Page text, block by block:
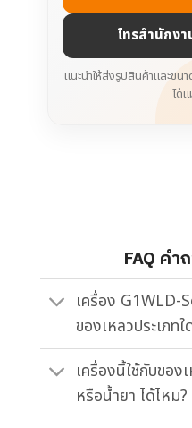
โทรสำนักง
แนะนำให้ส่งรูปสินค้าและขน
ได้
FAQ ค
เครื่อง G1WLD-
ของเหลวประเภทใ
เครื่องนี้ใช้กับของ
หรือน้ำยา ได้ไหม?